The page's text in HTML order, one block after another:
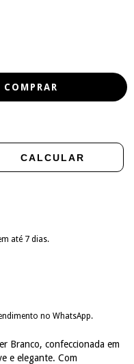
CALCULAR
até 7 dias.
no WhatsApp.
Branco, confeccionada em
e elegante. Com